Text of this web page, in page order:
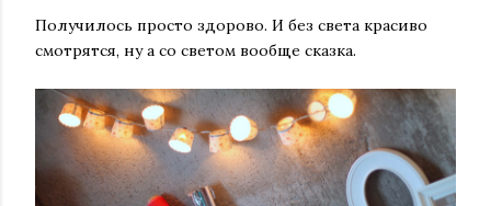
Получилось просто здорово. И без света красиво
смотрятся, ну а со светом вообще сказка.